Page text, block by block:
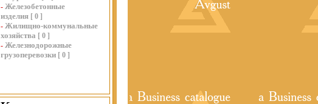
- Железобетонные
изделия [ 0 ]
- Жилищно-коммунальные
хозяйства [ 0 ]
- Железнодорожные
грузоперевозки [ 0 ]